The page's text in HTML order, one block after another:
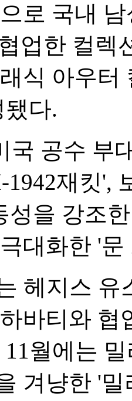
로 국내
업한 컬
식 아우터
다.
국 공수 부
1942재킷',
성을 강조
대화한 '
헤지스
바티와
월에는
겨냥한 '